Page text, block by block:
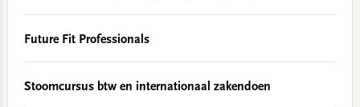
Future Fit Professionals
Stoomcursus btw en internationaal zakendoen